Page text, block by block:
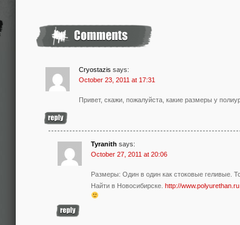
Cryostazis says:
October 23, 2011 at 17:31
Привет, скажи, пожалуйста, какие размеры у
Tyranith says:
October 27, 2011 at 20:06
Размеры: Один в один как стоковые геливые.
Найти в Новосибирске. http://www.polyurethan.ru